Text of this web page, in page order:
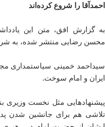
احمدآقا را شروع کرده‌اند
به گزارش افق، متن این
محسن رضایی منتشر شده، به
سیداحمد خمینی سیاستمداری
ایران و امام سوخت.
پیشنهادهایی مثل نخست وزیری
تلاشی هم برای جانشین شدن